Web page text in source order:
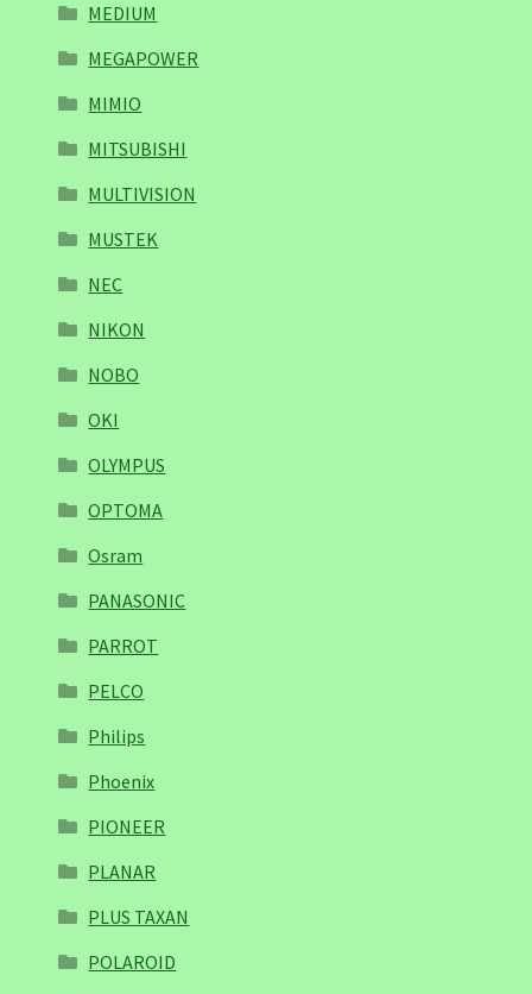
MEDIUM
MEGAPOWER
MIMIO
MITSUBISHI
MULTIVISION
MUSTEK
NEC
NIKON
NOBO
OKI
OLYMPUS
OPTOMA
Osram
PANASONIC
PARROT
PELCO
Philips
Phoenix
PIONEER
PLANAR
PLUS TAXAN
POLAROID